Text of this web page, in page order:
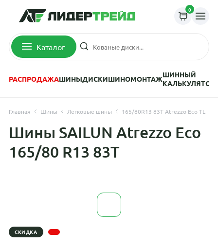
0
Каталог
РАСПРОДАЖАШИНЫДИСКИШИНОМОНТАЖШИННЫЙ
КАЛЬКУЛЯТОР
Главная Шины Легковые шины 165/80R13 83T Atrezzo Eco TL
Шины SAILUN Atrezzo Eco
165/80 R13 83T
СКИДКА